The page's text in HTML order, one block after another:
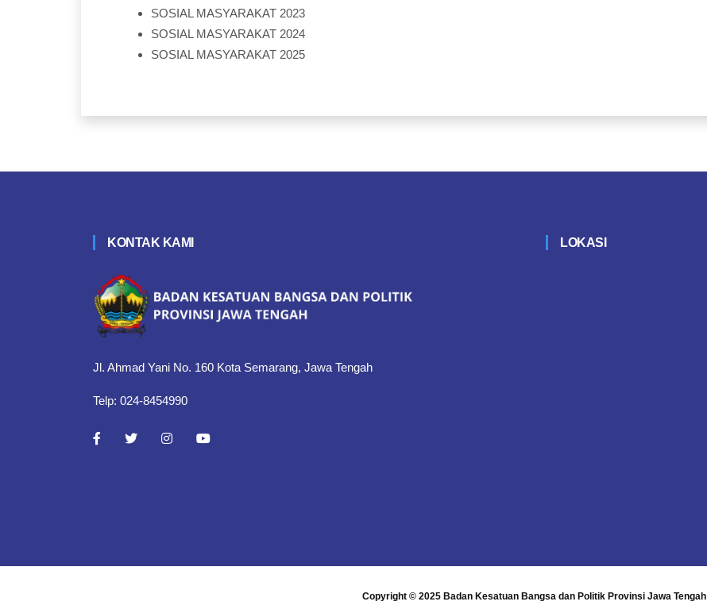
SOSIAL MASYARAKAT 2023
SOSIAL MASYARAKAT 2024
SOSIAL MASYARAKAT 2025
KONTAK KAMI
Jl. Ahmad Yani No. 160 Kota Semarang, Jawa Tengah
Telp: 024-8454990
LOKASI
Copyright © 2025 Badan Kesatuan Bangsa dan Politik Provinsi Jawa Tengah